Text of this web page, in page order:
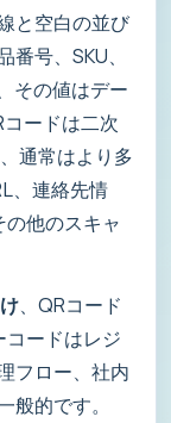
と空白の並び
号、SKU、
その値はデー
ードは二次
通常はより多
、連絡先情
他のスキャ
、QRコード
コードはレジ
フロー、社内
的です。